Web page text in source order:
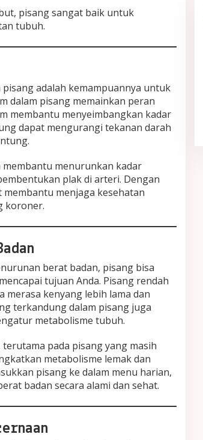
pisang sangat baik untuk
tubuh.
adalah kemampuannya untuk
dalam pisang memainkan peran
membantu menyeimbangkan kadar
dapat mengurangi tekanan darah
menurunkan kadar
plak di arteri. Dengan
menjaga kesehatan
koroner.
berat badan, pisang bisa
tujuan Anda. Pisang rendah
kenyang lebih lama dan
terkandung dalam pisang juga
metabolisme tubuh.
pada pisang yang masih
metabolisme lemak dan
pisang ke dalam menu harian,
badan secara alami dan sehat.
Quiet Luxury Tetap Diminati,
Sederhana tapi Terlihat Berkelas
In Fashion | May 21, 2026